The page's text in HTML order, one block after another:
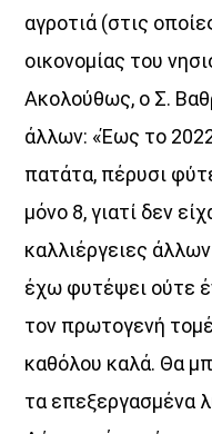
Just Music
21:00
αγροτιά (στις
οικονομίας του
Ακολούθως, ο Σ.
άλλων: «Έως το
πατάτα, πέρυσι
μόνο 8, γιατί δεν
καλλιέργειες
έχω φυτέψει ούτε
τον πρωτογενή
καθόλου καλά. Θα
τα επεξεργασμένα